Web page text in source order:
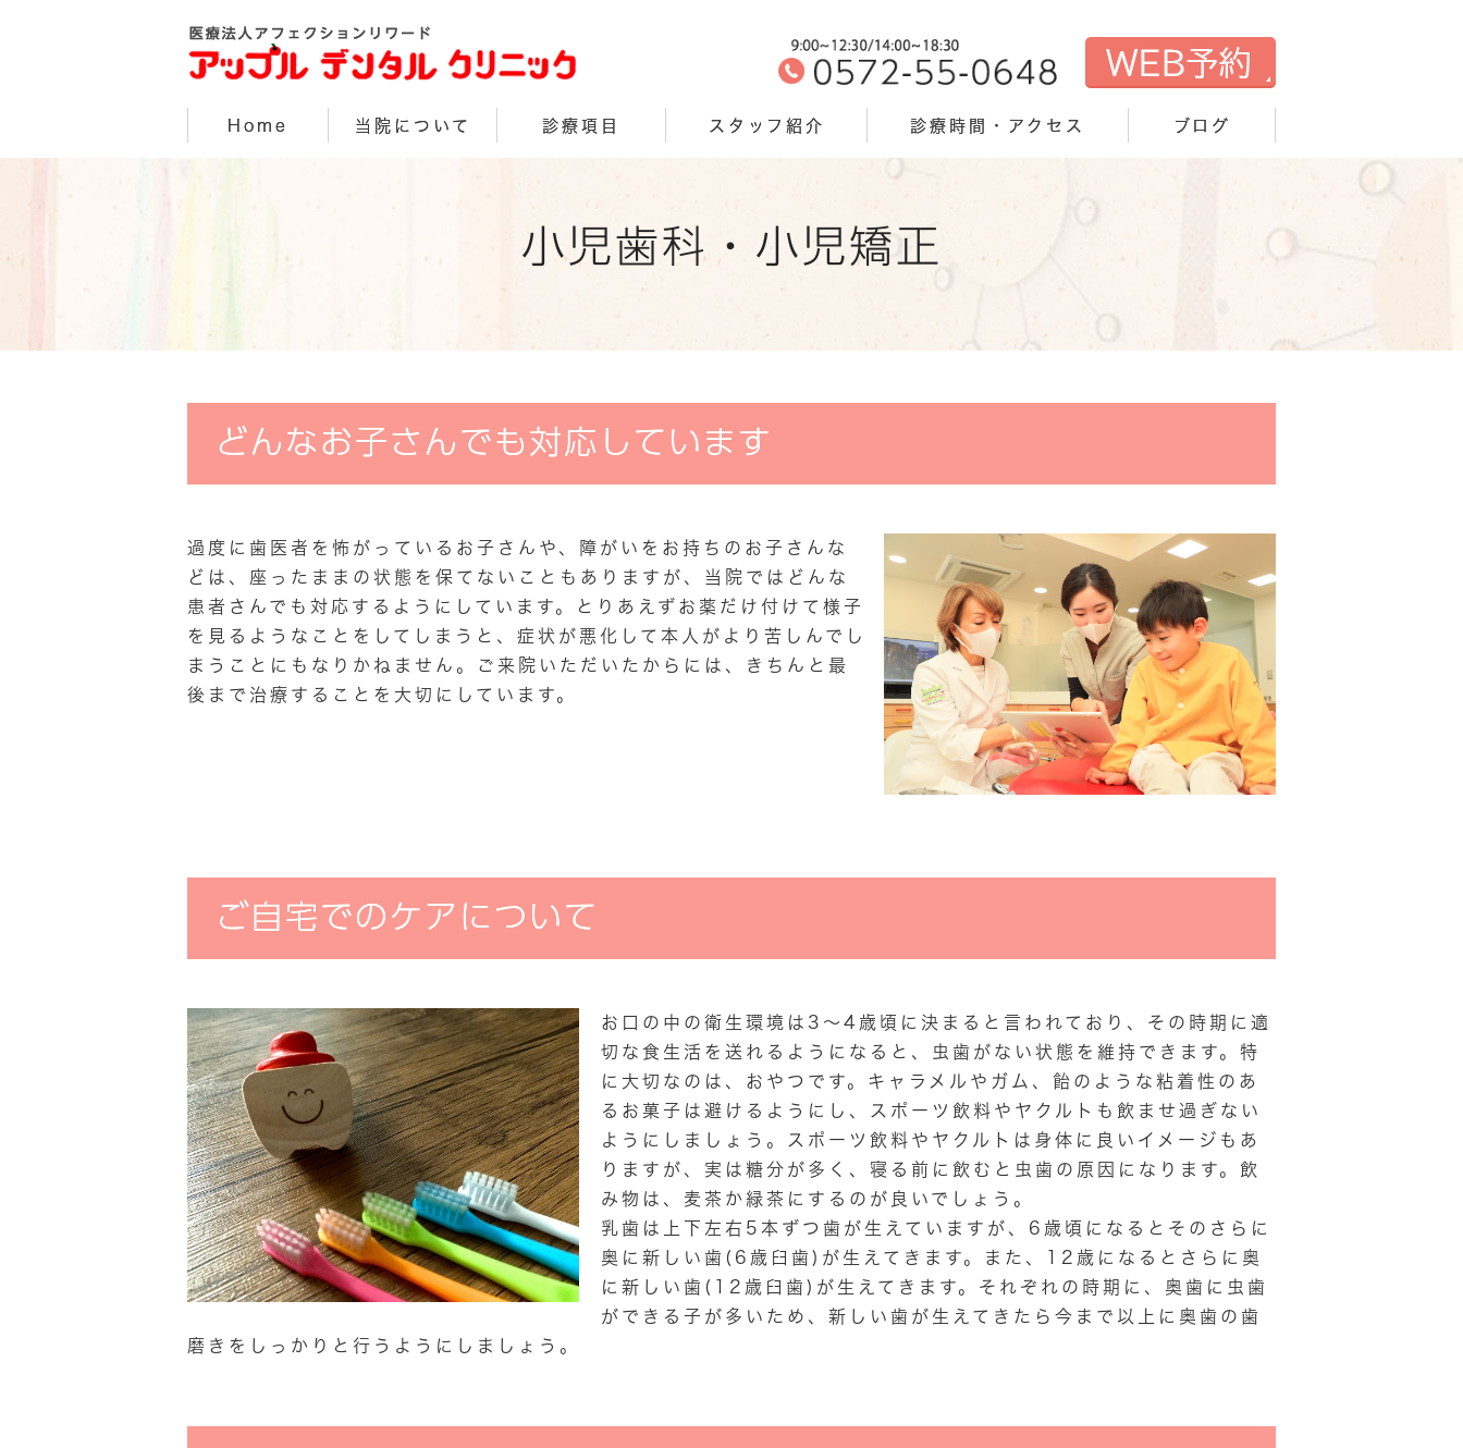
Home 当院について 診療項目 スタッフ紹介 診療時間・アクセス ブログ
小児歯科・小児矯正
どんなお子さんでも対応しています
過度に歯医者を怖がっているお子さんや、障がいをお持ちのお子さんな
どは、座ったままの状態を保てないこともありますが、当院ではどんな
患者さんでも対応するようにしています。とりあえずお薬だけ付けて様子
を見るようなことをしてしまうと、症状が悪化して本人がより苦しんでし
まうことにもなりかねません。ご来院いただいたからには、きちんと最
後まで治療することを大切にしています。
ご自宅でのケアについて
お口の中の衛生環境は3〜4歳頃に決まると言われており、その時期に適
切な食生活を送れるようになると、虫歯がない状態を維持できます。特
に大切なのは、おやつです。キャラメルやガム、飴のような粘着性のあ
るお菓子は避けるようにし、スポーツ飲料やヤクルトも飲ませ過ぎない
ようにしましょう。スポーツ飲料やヤクルトは身体に良いイメージもあ
りますが、実は糖分が多く、寝る前に飲むと虫歯の原因になります。飲
み物は、麦茶か緑茶にするのが良いでしょう。
乳歯は上下左右5本ずつ歯が生えていますが、6歳頃になるとそのさらに
奥に新しい歯(6歳臼歯)が生えてきます。また、12歳になるとさらに奥
に新しい歯(12歳臼歯)が生えてきます。それぞれの時期に、奥歯に虫歯
ができる子が多いため、新しい歯が生えてきたら今まで以上に奥歯の歯
磨きをしっかりと行うようにしましょう。